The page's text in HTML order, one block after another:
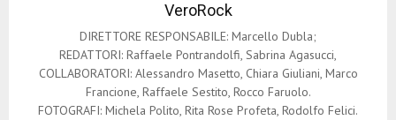
VeroRock
DIRETTORE RESPONSABILE: Marcello Dubla;
REDATTORI: Raffaele Pontrandolfi, Sabrina Agasucci,
COLLABORATORI: Alessandro Masetto, Chiara Giuliani, Marco
Francione, Raffaele Sestito, Rocco Faruolo.
FOTOGRAFI: Michela Polito, Rita Rose Profeta, Rodolfo Felici.